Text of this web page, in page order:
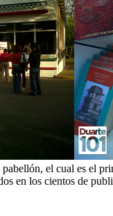
el cual es el
en los cientos de